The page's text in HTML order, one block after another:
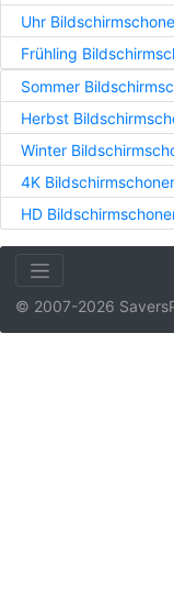
Uhr
Frühling
Sommer
Herbst
Winter
4K Bildschirmschoner
HD
© 2007-2026